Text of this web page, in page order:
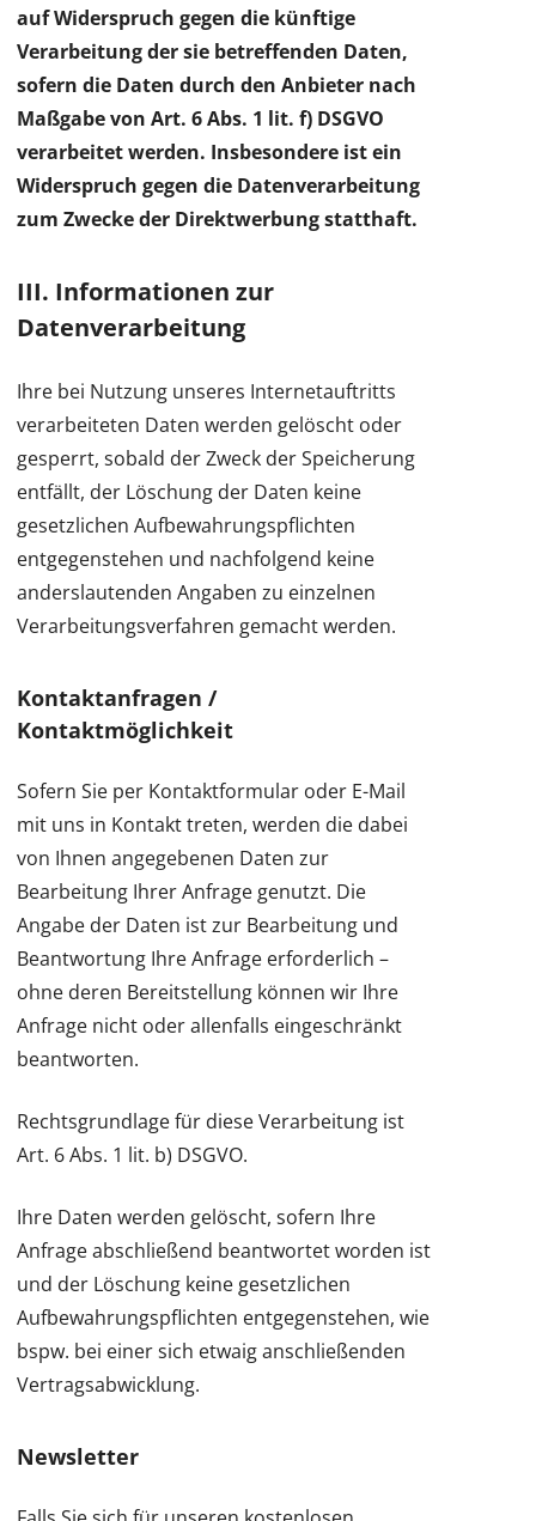
auf Widerspruch gegen die künftige
Verarbeitung der sie betreffenden Daten,
sofern die Daten durch den Anbieter nach
Maßgabe von Art. 6 Abs. 1 lit. f) DSGVO
verarbeitet werden. Insbesondere ist ein
Widerspruch gegen die Datenverarbeitung
zum Zwecke der Direktwerbung statthaft.
III. Informationen zur
Datenverarbeitung
Ihre bei Nutzung unseres Internetauftritts
verarbeiteten Daten werden gelöscht oder
gesperrt, sobald der Zweck der Speicherung
entfällt, der Löschung der Daten keine
gesetzlichen Aufbewahrungspflichten
entgegenstehen und nachfolgend keine
anderslautenden Angaben zu einzelnen
Verarbeitungsverfahren gemacht werden.
Kontaktanfragen /
Kontaktmöglichkeit
Sofern Sie per Kontaktformular oder E-Mail
mit uns in Kontakt treten, werden die dabei
von Ihnen angegebenen Daten zur
Bearbeitung Ihrer Anfrage genutzt. Die
Angabe der Daten ist zur Bearbeitung und
Beantwortung Ihre Anfrage erforderlich –
ohne deren Bereitstellung können wir Ihre
Anfrage nicht oder allenfalls eingeschränkt
beantworten.
Rechtsgrundlage für diese Verarbeitung ist
Art. 6 Abs. 1 lit. b) DSGVO.
Ihre Daten werden gelöscht, sofern Ihre
Anfrage abschließend beantwortet worden ist
und der Löschung keine gesetzlichen
Aufbewahrungspflichten entgegenstehen, wie
bspw. bei einer sich etwaig anschließenden
Vertragsabwicklung.
Newsletter